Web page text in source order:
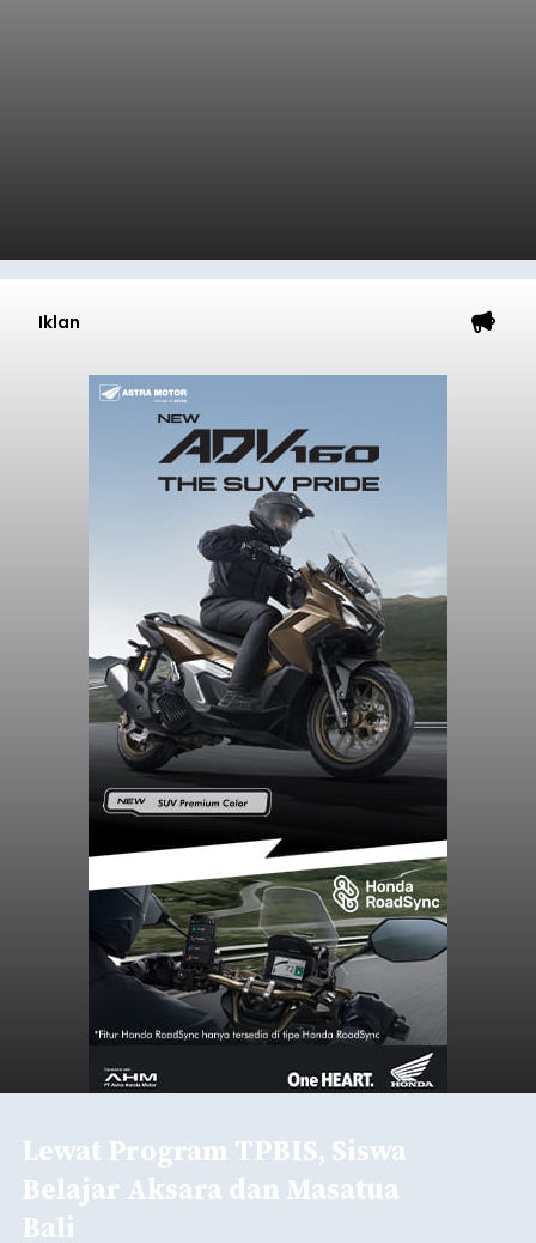
Iklan
Lewat Program TPBIS, Siswa
Belajar Aksara dan Masatua
Bali